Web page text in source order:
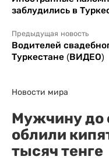
заблудились в
Предыдущая новость
Водителей
Туркестане (ВИДЕО)
Новости мира
Мужчину до
облили
тысяч тенге